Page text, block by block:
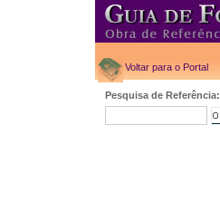
Voltar para o Portal
Pesquisa de Referência: